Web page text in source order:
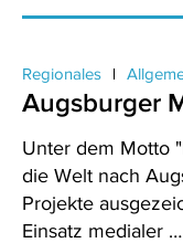
Regionales
Augsburger
Unter dem Motto
die Welt nach
Projekte
Einsatz medialer …